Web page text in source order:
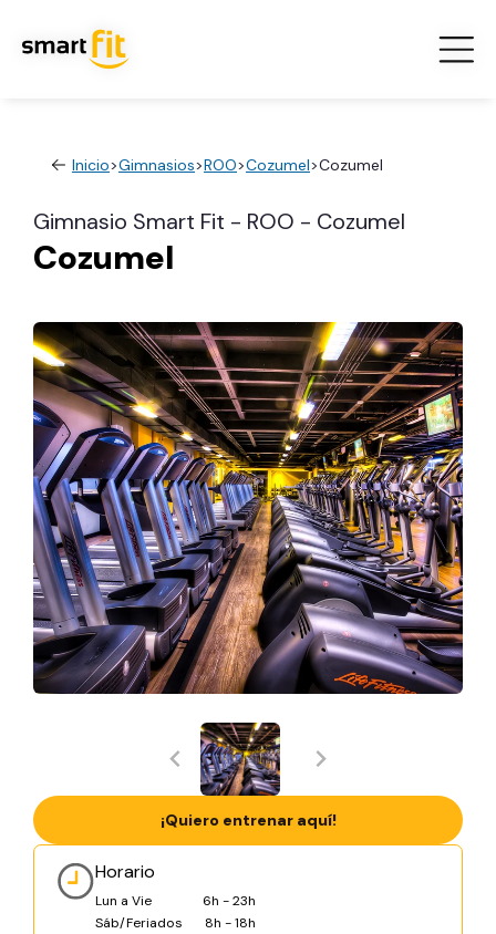
Inicio>Gimnasios>ROO>Cozumel>Cozumel
Gimnasio Smart Fit - ROO - Cozumel
Cozumel
Horario
Lun a Vie
6h - 23h
Sáb/Feriados
8h - 18h
¡Quiero entrenar aquí!